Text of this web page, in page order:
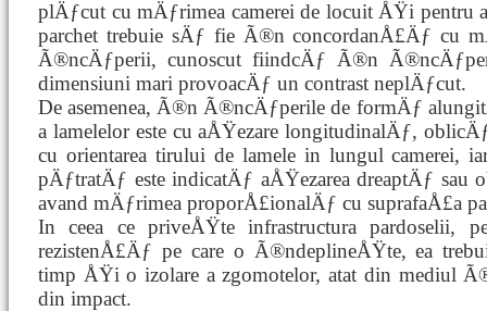
plÄƒcut cu mÄƒrimea camerei de locuit ÅŸi pentru
parchet trebuie sÄƒ fie Ã®n concordanÅ£Äƒ cu
Ã®ncÄƒperii, cunoscut fiindcÄƒ Ã®n
dimensiuni mari provoacÄƒ un contrast neplÄƒcut.
De asemenea, Ã®n Ã®ncÄƒperile de formÄƒ
a lamelelor este cu aÅŸezare longitudinalÄƒ,
cu orientarea tirului de lamele in lungul camerei,
pÄƒtratÄƒ este indicatÄƒ aÅŸezarea dreaptÄƒ
avand mÄƒrimea proporÅ£ionalÄƒ cu suprafaÅ£a
In ceea ce priveÅŸte infrastructura pardoselii,
rezistenÅ£Äƒ pe care o Ã®ndeplineÅŸte, ea
timp ÅŸi o izolare a zgomotelor, atat din mediul
din impact.